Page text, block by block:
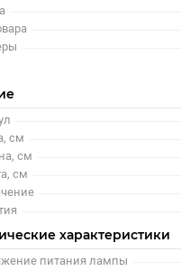
см
см
см
характеристики
питания лампы